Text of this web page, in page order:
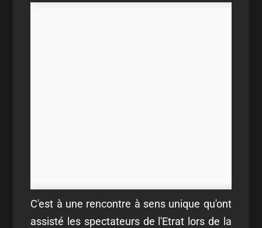
C'est à une rencontre à sens unique qu'ont
assisté les spectateurs de l'Etrat lors de la